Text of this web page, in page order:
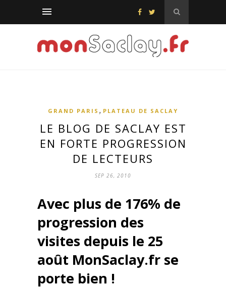
GRAND PARIS , PLATEAU DE SACLAY
LE BLOG DE SACLAY EST
EN FORTE PROGRESSION
DE LECTEURS
SEP 26, 2010
Avec plus de 176% de
progression des
visites depuis le 25
août MonSaclay.fr se
porte bien !